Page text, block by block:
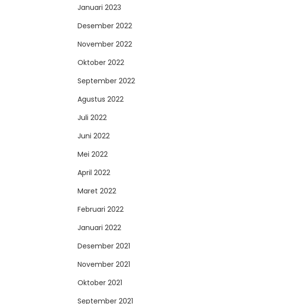
Januari 2023
Desember 2022
November 2022
Oktober 2022
September 2022
Agustus 2022
Juli 2022
Juni 2022
Mei 2022
April 2022
Maret 2022
Februari 2022
Januari 2022
Desember 2021
November 2021
Oktober 2021
September 2021